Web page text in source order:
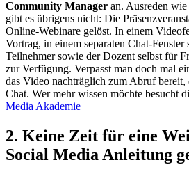
Community Manager an. Ausreden
gibt es übrigens nicht: Die
Online-Webinare gelöst. In einem
Vortrag, in einem separaten Chat-Fenster
Teilnehmer sowie der Dozent selbst für
zur Verfügung. Verpasst man doch mal
das Video nachträglich zum Abruf
Chat. Wer mehr wissen möchte besucht
Media Akademie
2. Keine Zeit für eine
Social Media Anleitung